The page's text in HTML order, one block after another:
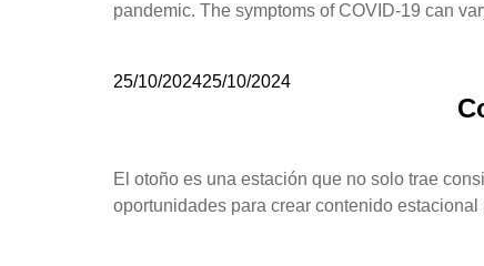
pandemic. The symptoms of COVID‑19 can
25/10/202425/10/2024
El otoño es una estación que no solo trae
oportunidades para crear contenido